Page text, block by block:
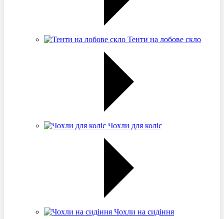
Тенти на лобове скло
Чохли для коліс
Чохли на сидіння